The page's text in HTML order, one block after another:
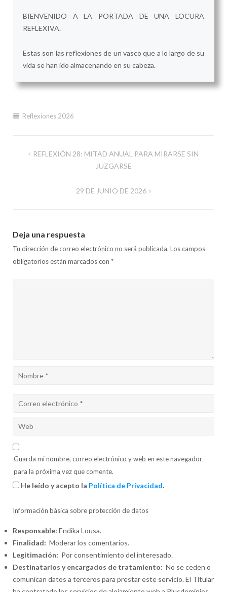
BIENVENIDO A LA PORTADA DE UNA LOCURA
REFLEXIVA.
Estas son las reflexiones de un vasco que a lo largo de su
vida se han ido almacenando en su cabeza.
Reflexiones 2026
Navegación
REFLEXIÓN 28: MITAD ANUAL PARA MIRARSE SIN
JUZGARSE
29 DE JUNIO DE 2026
Deja una respuesta
Tu dirección de correo electrónico no será publicada. Los campos
obligatorios están marcados con *
Guarda mi nombre, correo electrónico y web en este navegador
para la próxima vez que comente.
He leído y acepto la Política de Privacidad.
Información básica sobre protección de datos
Responsable: Endika Lousa.
Finalidad: Moderar los comentarios.
Legitimación: Por consentimiento del interesado.
Destinatarios y encargados de tratamiento: No se ceden o
comunican datos a terceros para prestar este servicio. El Titular